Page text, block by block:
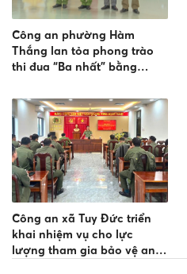
Công an phường Hàm
Thắng lan tỏa phong trào
thi đua “Ba nhất” bằng
Công an xã Tuy Đức triển
khai nhiệm vụ cho lực
lượng tham gia bảo vệ an